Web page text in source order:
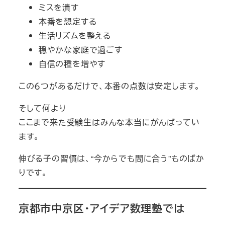
ミスを潰す
本番を想定する
生活リズムを整える
穏やかな家庭で過ごす
自信の種を増やす
この６つがあるだけで、本番の点数は安定します。
そして何より
ここまで来た受験生はみんな本当にがんばってい
ます。
伸びる子の習慣は、“今からでも間に合う”ものばか
りです。
京都市中京区・アイデア数理塾では